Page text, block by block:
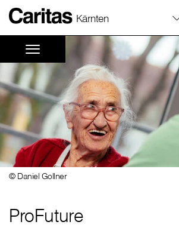
Kärnten
© Daniel Gollner
ProFuture